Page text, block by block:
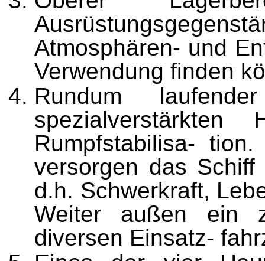
Atmosphären- und
Verwendung finden
Rundum
Rumpfstabilisa-
versorgen das
d.h. Schwerkraft,
Weiter außen ein
diversen Einsatz-